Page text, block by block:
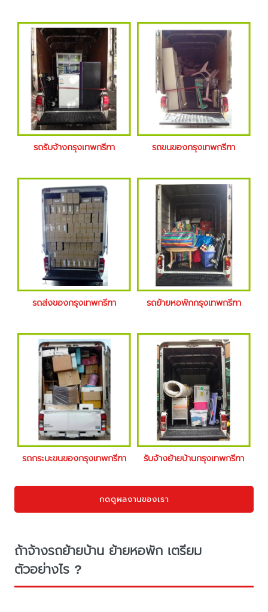
รถรับจ้างกรุงเทพกรีฑา รถขนของกรุงเทพกรีฑา
รถส่งของกรุงเทพกรีฑา รถย้ายหอพักกรุงเทพกรีฑา
รถกระบะขนของกรุงเทพกรีฑา รับจ้างย้ายบ้านกรุงเทพกรีฑา
กดดูผลงานของเรา
ถ้าจ้างรถย้ายบ้าน ย้ายหอพัก เตรียม
ตัวอย่างไร ?